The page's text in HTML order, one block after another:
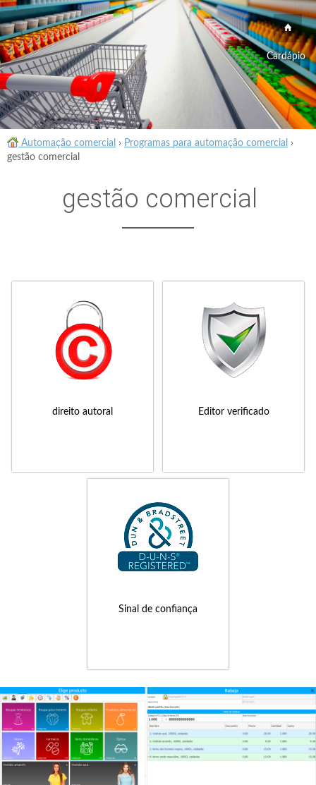
Cardápio
Automação comercial › Programas para automação comercial
›
gestão comercial
gestão comercial
direito autoral Editor verificado
Sinal de confiança